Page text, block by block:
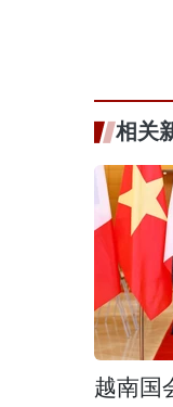
相关
越南国